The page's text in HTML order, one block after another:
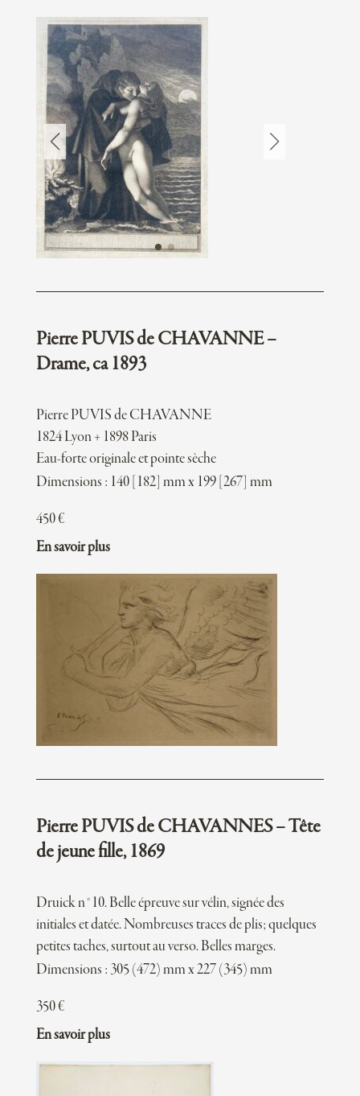
Pierre PUVIS de CHAVANNE –
Drame, ca 1893
Pierre PUVIS de CHAVANNE
1824 Lyon + 1898 Paris
Eau-forte originale et pointe sèche
Dimensions : 140 [182] mm x 199 [267] mm
450€
En savoir plus
Pierre PUVIS de CHAVANNES – Tête
de jeune fille, 1869
Druick n°10. Belle épreuve sur vélin, signée des
initiales et datée. Nombreuses traces de plis; quelques
petites taches, surtout au verso. Belles marges.
Dimensions : 305 (472) mm x 227 (345) mm
350€
En savoir plus